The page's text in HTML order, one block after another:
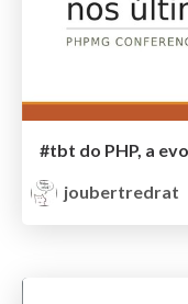
joubertredrat